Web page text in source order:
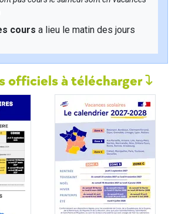
cours a lieu le matin des jours
officiels à télécharger